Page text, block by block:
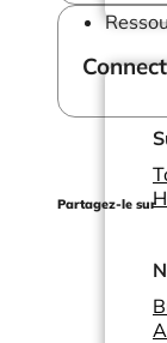
Partagez-le sur